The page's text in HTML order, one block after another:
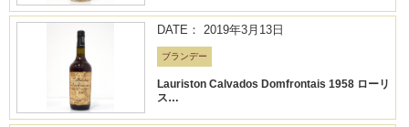
DATE： 2019年3月13日
ブランデー
Lauriston Calvados Domfrontais 1958 ローリ
ス…